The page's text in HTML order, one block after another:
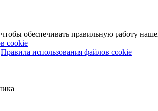
обеспечивать правильную работу
cookie
Правила использования файлов cookie